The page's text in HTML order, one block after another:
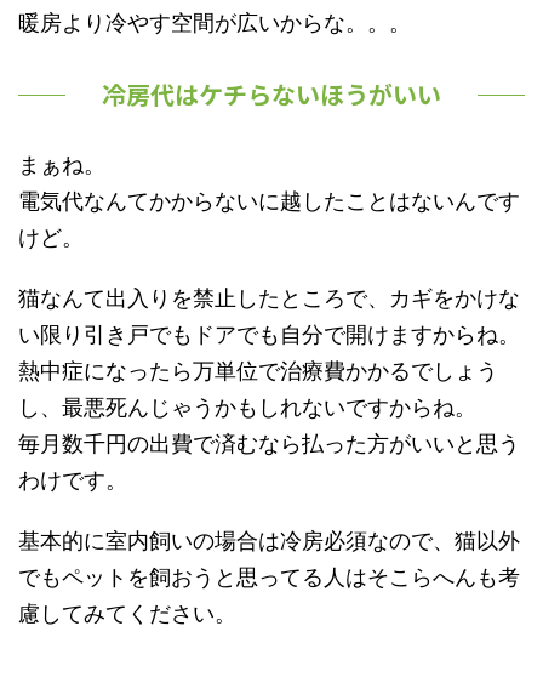
暖房より冷やす空間が広いからな。。。
冷房代はケチらないほうがいい
まぁね。
電気代なんてかからないに越したことはないんです
けど。
猫なんて出入りを禁止したところで、カギをかけな
い限り引き戸でもドアでも自分で開けますからね。
熱中症になったら万単位で治療費かかるでしょう
し、最悪死んじゃうかもしれないですからね。
毎月数千円の出費で済むなら払った方がいいと思う
わけです。
基本的に室内飼いの場合は冷房必須なので、猫以外
でもペットを飼おうと思ってる人はそこらへんも考
慮してみてください。